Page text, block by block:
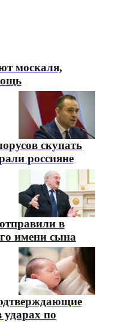
москаля,
скупать
россияне
в
имени сына
по